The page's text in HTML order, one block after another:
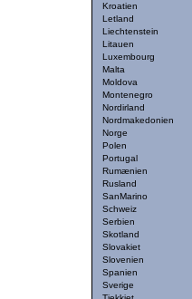
Kroatien
Letland
Liechtenstein
Litauen
Luxembourg
Malta
Moldova
Montenegro
Nordirland
Nordmakedonien
Norge
Polen
Portugal
Rumænien
Rusland
SanMarino
Schweiz
Serbien
Skotland
Slovakiet
Slovenien
Spanien
Sverige